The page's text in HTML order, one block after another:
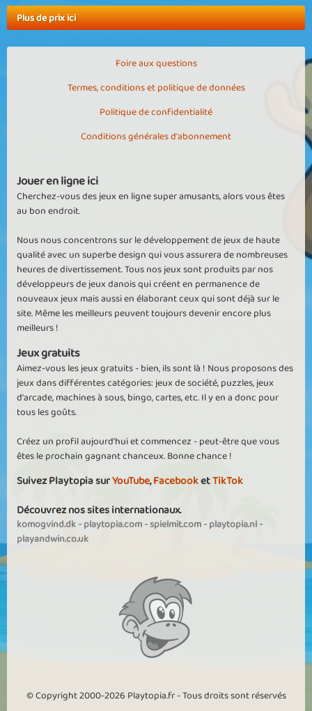
Plus de prix ici
Foire aux questions
Termes, conditions et politique de données
Politique de confidentialité
Conditions générales d'abonnement
Jouer en ligne ici
Cherchez-vous des jeux en ligne super amusants, alors vous êtes
au bon endroit.
Nous nous concentrons sur le développement de jeux de haute
qualité avec un superbe design qui vous assurera de nombreuses
heures de divertissement. Tous nos jeux sont produits par nos
développeurs de jeux danois qui créent en permanence de
nouveaux jeux mais aussi en élaborant ceux qui sont déjà sur le
site. Même les meilleurs peuvent toujours devenir encore plus
meilleurs !
Jeux gratuits
Aimez-vous les jeux gratuits - bien, ils sont là ! Nous proposons des
jeux dans différentes catégories: jeux de société, puzzles, jeux
d'arcade, machines à sous, bingo, cartes, etc. Il y en a donc pour
tous les goûts.
Créez un profil aujourd'hui et commencez - peut-être que vous
êtes le prochain gagnant chanceux. Bonne chance !
Suivez Playtopia surYouTube,FacebooketTikTok
Découvrez nos sites internationaux.
komogvind.dk-playtopia.com-spielmit.com-playtopia.nl-
playandwin.co.uk
© Copyright 2000-2026 Playtopia.fr - Tous droits sont réservés